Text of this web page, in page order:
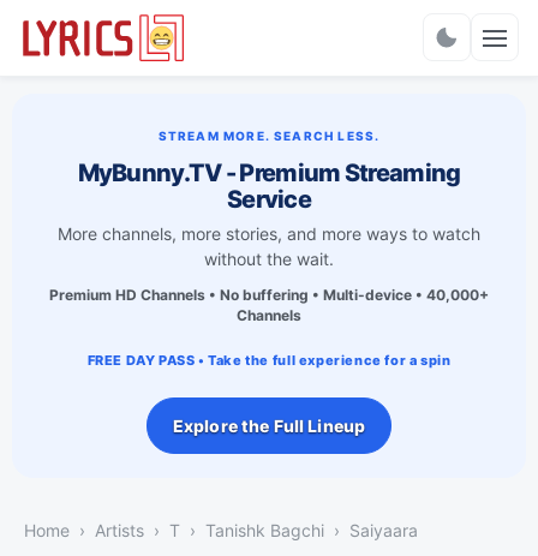
STREAM MORE. SEARCH LESS.
MyBunny.TV - Premium Streaming
Service
More channels, more stories, and more ways to watch
without the wait.
Premium HD Channels • No buffering • Multi-device • 40,000+
Channels
FREE DAY PASS • Take the full experience for a spin
Explore the Full Lineup
Home Artists T Tanishk Bagchi Saiyaara